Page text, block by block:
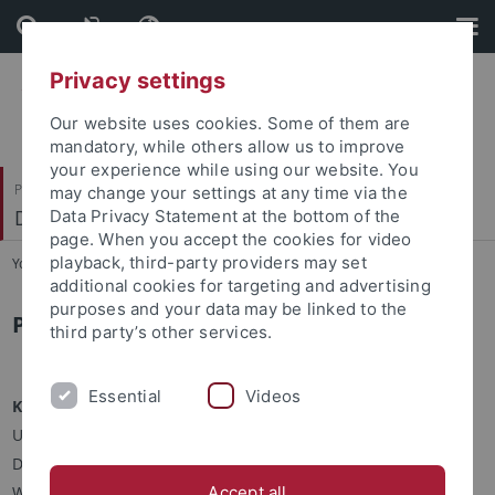
Skip
to
content
Skip
to
footer
Philosophische Fakultät
Deutsches Seminar
You are here: Startseite ... Mitarbeitende
PD Dr. Stefan Knödler
Kontakt
Universität Tübingen
Deutsches Seminar
Privacy settings
Our website uses cookies. Some of them are
mandatory, while others allow us to improve
your experience while using our website. You
may change your settings at any time via the
Data Privacy Statement at the bottom of the
page. When you accept the cookies for video
playback, third-party providers may set
additional cookies for targeting and advertising
purposes and your data may be linked to the
third party’s other services.
Essential Videos